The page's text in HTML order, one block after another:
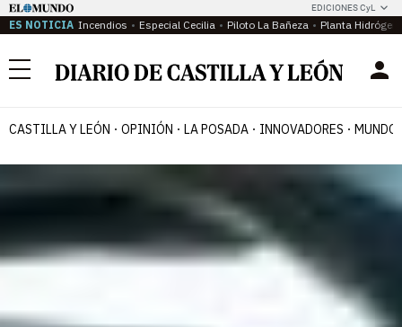
EDICIONES CyL
ES NOTICIA Incendios Especial Cecilia Piloto La Bañeza Planta
Menú
CASTILLA Y LEÓN OPINIÓN LA POSADA INNOVADORES MUNDO